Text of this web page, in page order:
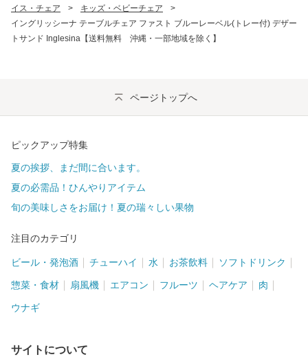
イス・チェア
> キッズ・ベビーチェア
>
イングリッシーナ テーブルチェア ファスト ブルーレーベル(トレー付) デザー
トサンド Inglesina【送料無料 沖縄・一部地域を除く】
ページトップへ
ピックアップ特集
夏の挨拶、まだ間に合います。
夏の必需品！ひんやりアイテム
旬の美味しさをお届け！夏の瑞々しい果物
注目のカテゴリ
ビール・発泡酒 チューハイ 水 お茶飲料 ソフトドリンク
惣菜・食材 扇風機 エアコン フルーツ ヘアケア 肉
ウナギ
サイトについて